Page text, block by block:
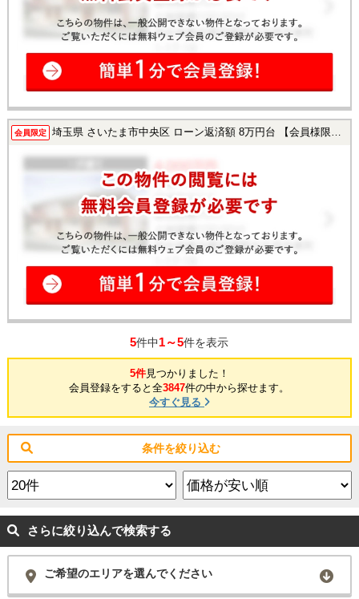
会員限定 埼玉県 さいたま市中央区 ローン返済額 8万円台 【会員様限定で公開中！】
5件中1～5件を表示
5件見つかりました！
会員登録をすると全3847件の中から探せます。
今すぐ見る
条件を絞り込む
さらに絞り込んで検索する
ご希望のエリアを選んでください